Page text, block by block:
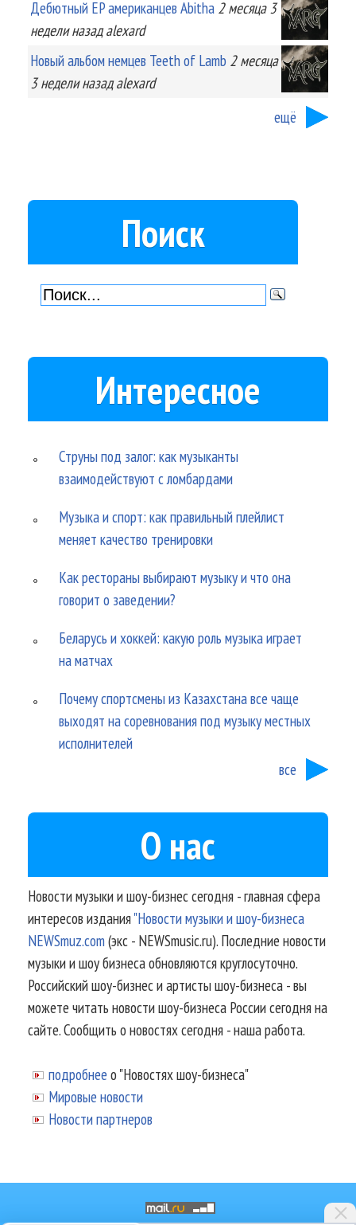
Дебютный EP американцев Abitha 2 месяца 3
неделиназад alexard
Новый альбом немцев Teeth of Lamb 2 месяца
3 неделиназад alexard
ещё
Поиск
Интересное
Струны под залог: как музыканты
взаимодействуют с ломбардами
Музыка и спорт: как правильный плейлист
меняет качество тренировки
Как рестораны выбирают музыку и что она
говорит о заведении?
Беларусь и хоккей: какую роль музыка играет
на матчах
Почему спортсмены из Казахстана все чаще
выходят на соревнования под музыку местных
исполнителей
все
О нас
Новости музыки и шоу-бизнес сегодня - главная сфера
интересов издания"Новости музыки и шоу-бизнеса
NEWSmuz.com(экс - NEWSmusic.ru). Последние новости
музыки и шоу бизнеса обновляются круглосуточно.
Российский шоу-бизнес и артисты шоу-бизнеса - вы
можете читать новости шоу-бизнеса России сегодня на
сайте. Сообщить о новостях сегодня - наша работа.
подробнее о "Новостях шоу-бизнеса"
Мировые новости
Новости партнеров